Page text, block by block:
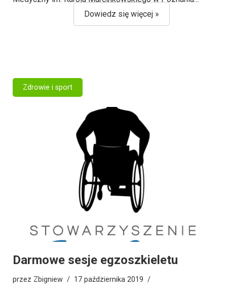
Dowiedz się więcej »
Darmowe sesje egzoszkieletu
przez Zbigniew 17 października 2019
Zdrowie i sport